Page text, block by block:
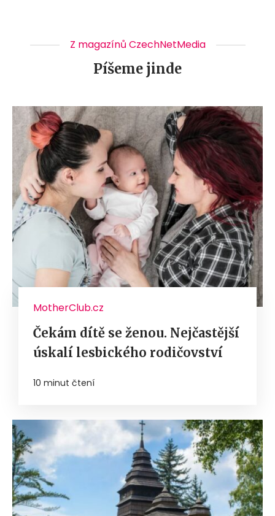
Z magazínů CzechNetMedia
Píšeme jinde
MotherClub.cz
Čekám dítě se ženou. Nejčastější
úskalí lesbického rodičovství
10 minut čtení